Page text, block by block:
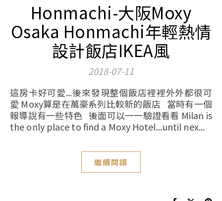
Honmachi-大阪Moxy
Osaka Honmachi年輕熱情
設計飯店IKEA風
2018-07-11
這房卡好可愛...後來發現整個飯店裡裡外外都很可
愛 Moxy算是在萬豪系列比較新的飯店 當時有一個
報導說有一些特色 後面可以一一驗證看看 Milan is
the only place to find a Moxy Hotel...until nex...
繼續閱讀